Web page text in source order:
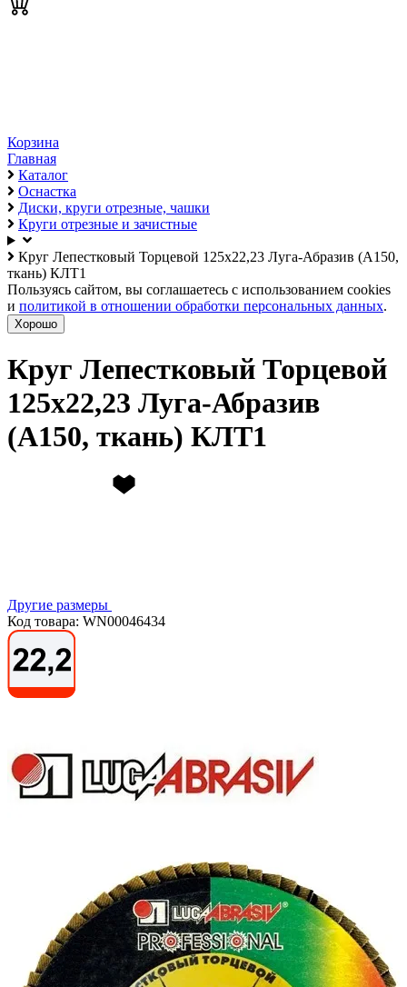
Корзина
Главная
Каталог
Оснастка
Диски, круги отрезные, чашки
Круги отрезные и зачистные
Круг Лепестковый Торцевой 125х22,23 Луга-Абразив (А150,
ткань) КЛТ1
Пользуясь сайтом, вы соглашаетесь с использованием cookies
и политикой в отношении обработки персональных данных.
Хорошо
Круг Лепестковый Торцевой
125х22,23 Луга-Абразив
(А150, ткань) КЛТ1
Другие размеры
Код товара: WN00046434